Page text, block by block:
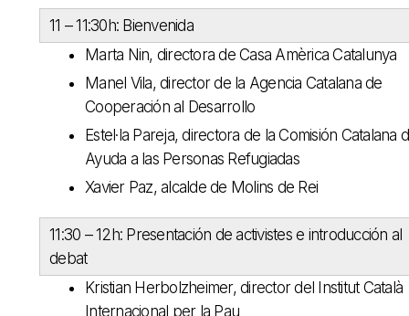
11 – 11:30h: Bienvenida
Marta Nin, directora de Casa Amèrica Catalunya
Manel Vila, director de la Agencia Catalana de
Cooperación al Desarrollo
Estel·la Pareja, directora de la Comisión Catalana
Ayuda a las Personas Refugiadas
Xavier Paz, alcalde de Molins de Rei
11:30 – 12h: Presentación de activistes e introducción al
debat
Kristian Herbolzheimer, director del Institut Català
Internacional per la Pau